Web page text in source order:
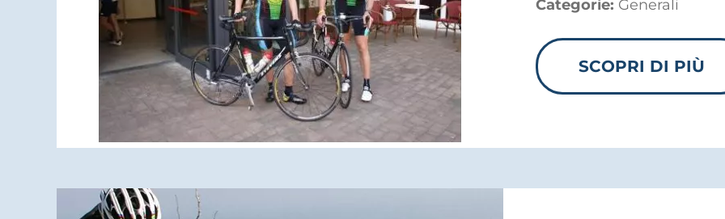
Categorie: Generali
SCOPRI DI PIÙ